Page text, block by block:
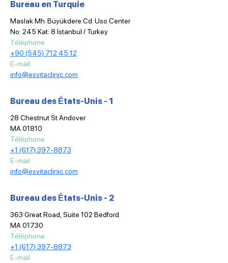
Bureau en Turquie
Maslak Mh. Büyükdere Cd. Uso Center
No: 245 Kat: 8 İstanbul / Turkey
Téléphone
+90 (545) 712 45 12
E-mail
info@esvitaclinic.com
Bureau des États-Unis - 1
28 Chestnut St Andover
MA 01810
Téléphone
+1 (617) 397-8873
E-mail
info@esvitaclinic.com
Bureau des États-Unis - 2
363 Great Road, Suite 102 Bedford
MA 01730
Téléphone
+1 (617) 397-8873
E-mail